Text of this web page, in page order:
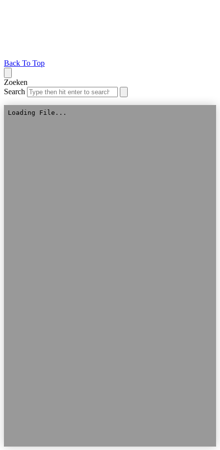
Back To Top
Zoeken
Search